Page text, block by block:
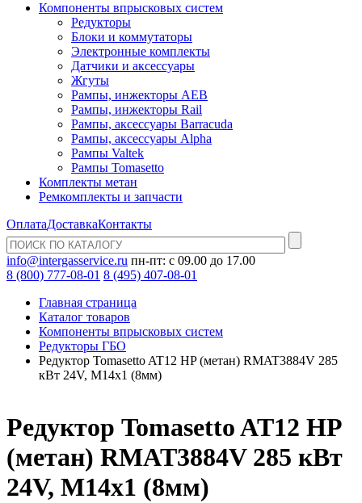
Компоненты впрысковых систем
Редукторы
Блоки и коммутаторы
Электронные комплекты
Датчики и аксессуары
Жгуты
Рампы, инжекторы AEB
Рампы, инжекторы Rail
Рампы, аксессуары Barracuda
Рампы, аксессуары Alpha
Рампы Valtek
Рампы Tomasetto
Комплекты метан
Ремкомплекты и запчасти
ОплатаДоставкаКонтакты
info@intergasservice.ru пн-пт: с 09.00 до 17.00
8 (800) 777-08-01 8 (495) 407-08-01
Главная страница
Каталог товаров
Компоненты впрысковых систем
Редукторы ГБО
Редуктор Tomasetto AT12 HP (метан) RMAT3884V 285
кВт 24V, М14х1 (8мм)
Редуктор Tomasetto AT12 HP
(метан) RMAT3884V 285 кВт
24V, М14х1 (8мм)